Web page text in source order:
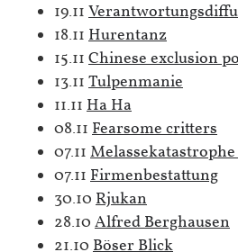
19.11
18.11 Hurentanz
15.11 Chinese exclusion
13.11 Tulpenmanie
11.11 Ha Ha
08.11 Fearsome critters
07.11
07.11 Firmenbestattung
30.10 Rjukan
28.10 Alfred Berghausen
21.10 Böser Blick